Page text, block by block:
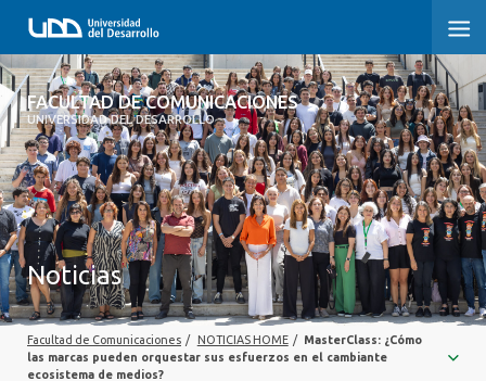
FACULTAD DE COMUNICACIONES
UNIVERSIDAD DEL DESARROLLO
FACULTAD DE COMUNICACIONES
INICIO
SOBRE LA FACULTAD
CARRERAS
POSTGRADOS Y EDUCACIÓN CONTINUA
INVESTIGACIÓN
Noticias
Facultad de Comunicaciones / NOTICIAS HOME / MasterClass: ¿Cómo
las marcas pueden orquestar sus esfuerzos en el cambiante
ecosistema de medios?